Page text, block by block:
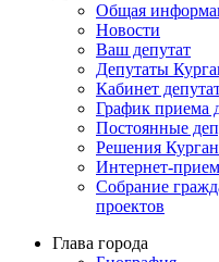
Общая
Новости
Ваш депутат
Депутаты
Кабинет
График приема
Постоянные
Решения
Интернет-
Собрание
проектов
Глава города